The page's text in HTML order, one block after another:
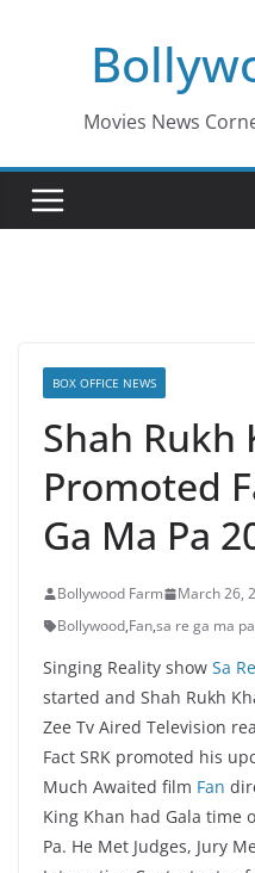
Movies News
BOX OFFICE NEWS
Shah Rukh
Promoted
Ga Ma Pa
Bollywood Farm March 26,
Bollywood,Fan,sa re ga ma
Singing Reality show Sa
started and Shah Rukh
Zee Tv Aired Television
Fact SRK promoted his
Much Awaited film Fan
King Khan had Gala time
Pa. He Met Judges, Jury